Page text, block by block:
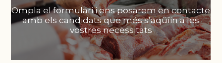
Ompla el formulari i ens posarem en contacte
amb els candidats que més s’aqüïin a les
vostres necessitats